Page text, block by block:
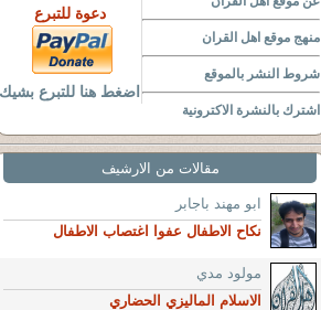
منهج موقع اهل القران
شروط النشر بالموقع
اشترك بالنشرة الاكترونية
دعوة للتبرع
اضغط هنا للتبرع بشيك
مقالات من الارشيف
ابو مهند باجابر
نكاح الاطفال عفوا اغتصاب الاطفال
مولود مدي
الاسلام الماليزي الحضاري